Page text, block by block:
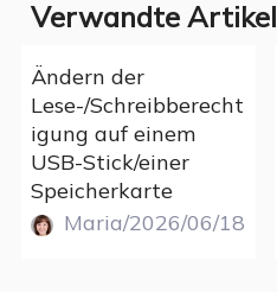
Verwandte Artikel
Ändern der
Lese-/Schreibberecht
igung auf einem
USB-Stick/einer
Speicherkarte
Maria/2026/06/18